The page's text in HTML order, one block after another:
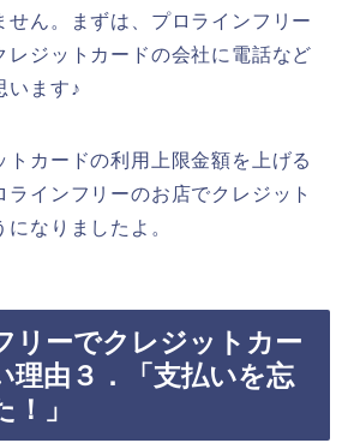
せん。まずは、プロラインフリー
レジットカードの会社に電話など
います♪
トカードの利用上限金額を上げる
ラインフリーのお店でクレジット
なりましたよ。
リーでクレジットカー
理由３．「支払いを忘
」